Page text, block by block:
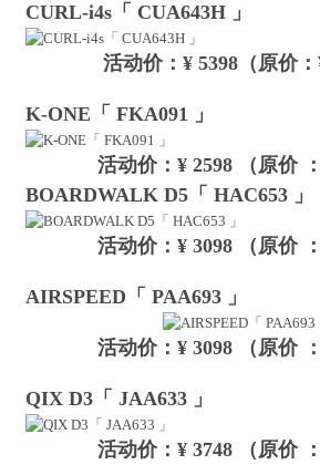
CURL-i4s「 CUA643H 」
活动价：¥ 5398（原价：
K-ONE「 FKA091 」
活动价：¥ 2598 （原价 ：
BOARDWALK D5「 HAC653 」
活动价：¥ 3098 （原价 ：
AIRSPEED「 PAA693 」
活动价：¥ 3098 （原价 ：
QIX D3「 JAA633 」
活动价：¥ 3748 （原价 ：